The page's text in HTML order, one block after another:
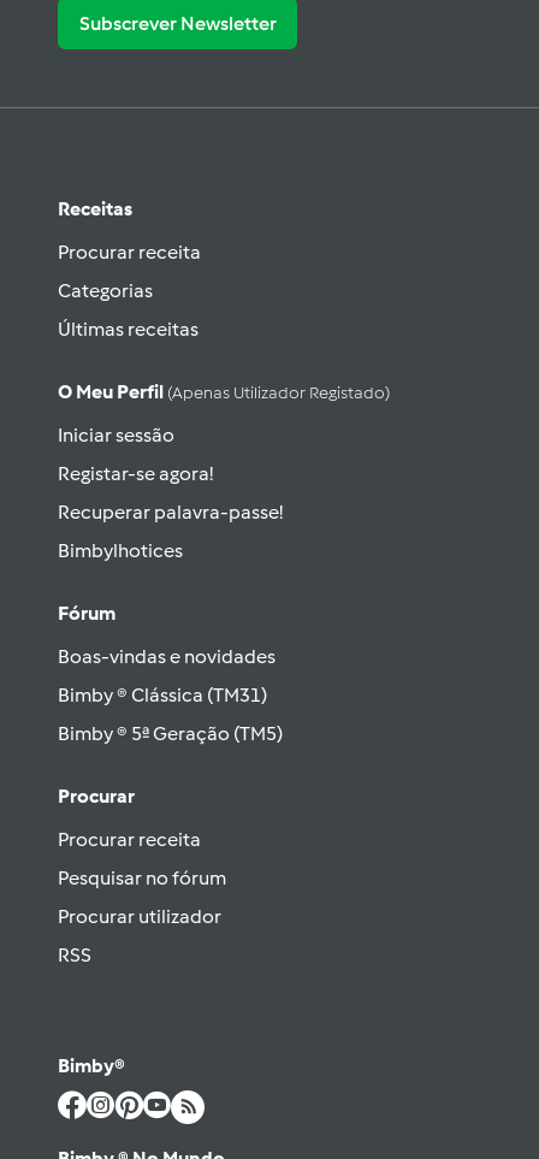
Subscrever Newsletter
Receitas
Procurar receita
Categorias
Últimas receitas
O Meu Perfil (apenas Utilizador Registado)
Iniciar sessão
Registar-se agora!
Recuperar palavra-passe!
Bimbylhotices
Fórum
Boas-vindas e novidades
Bimby ® Clássica (TM31)
Bimby ® 5ª Geração (TM5)
Procurar
Procurar receita
Pesquisar no fórum
Procurar utilizador
RSS
Bimby®